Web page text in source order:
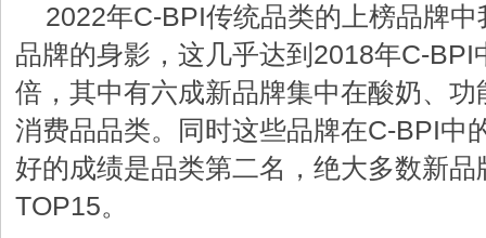
2022年C-BPI传统品类的上榜品牌
品牌的身影，这几乎达到2018年C-BPI
倍，其中有六成新品牌集中在酸奶、
消费品品类。同时这些品牌在C-BPI中
好的成绩是品类第二名，绝大多数新
TOP15。